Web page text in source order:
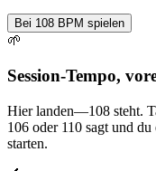
Bei 108 BPM spielen
🌱
Session-Tempo,
Hier landen—108 steht.
106 oder 110 sagt und
starten.